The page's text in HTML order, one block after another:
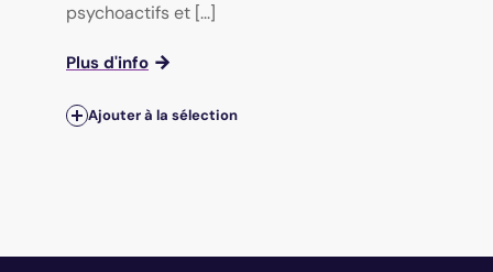
psychoactifs et [...]
Plus d'info
Ajouter à la sélection